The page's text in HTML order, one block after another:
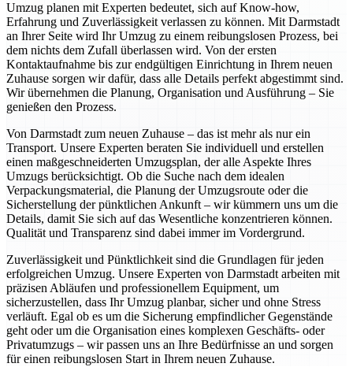
Umzug planen mit Experten bedeutet, sich auf Know-how,
Erfahrung und Zuverlässigkeit verlassen zu können. Mit Darmstadt
an Ihrer Seite wird Ihr Umzug zu einem reibungslosen Prozess, bei
dem nichts dem Zufall überlassen wird. Von der ersten
Kontaktaufnahme bis zur endgültigen Einrichtung in Ihrem neuen
Zuhause sorgen wir dafür, dass alle Details perfekt abgestimmt sind.
Wir übernehmen die Planung, Organisation und Ausführung – Sie
genießen den Prozess.
Von Darmstadt zum neuen Zuhause – das ist mehr als nur ein
Transport. Unsere Experten beraten Sie individuell und erstellen
einen maßgeschneiderten Umzugsplan, der alle Aspekte Ihres
Umzugs berücksichtigt. Ob die Suche nach dem idealen
Verpackungsmaterial, die Planung der Umzugsroute oder die
Sicherstellung der pünktlichen Ankunft – wir kümmern uns um die
Details, damit Sie sich auf das Wesentliche konzentrieren können.
Qualität und Transparenz sind dabei immer im Vordergrund.
Zuverlässigkeit und Pünktlichkeit sind die Grundlagen für jeden
erfolgreichen Umzug. Unsere Experten von Darmstadt arbeiten mit
präzisen Abläufen und professionellem Equipment, um
sicherzustellen, dass Ihr Umzug planbar, sicher und ohne Stress
verläuft. Egal ob es um die Sicherung empfindlicher Gegenstände
geht oder um die Organisation eines komplexen Geschäfts- oder
Privatumzugs – wir passen uns an Ihre Bedürfnisse an und sorgen
für einen reibungslosen Start in Ihrem neuen Zuhause.